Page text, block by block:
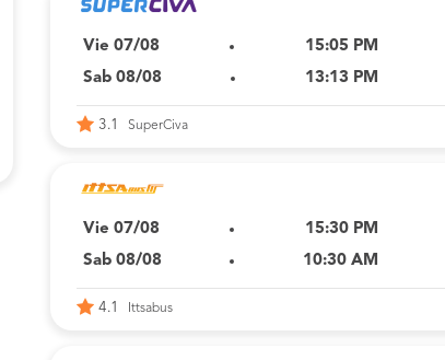
Vie 07/08
15:05 PM
Sab 08/08
13:13 PM
3.1 SuperCiva
Vie 07/08
15:30 PM
Sab 08/08
10:30 AM
4.1 Ittsabus